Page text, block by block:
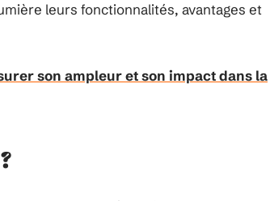
leurs fonctionnalités, avantages et
son ampleur et son impact dans la